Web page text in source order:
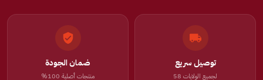
توصيل سريع
لجميع الولايات 58
ضمان الجودة
منتجات أصلية 100%